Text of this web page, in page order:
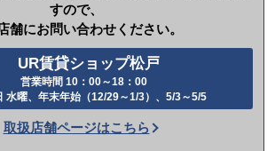
すので、
舗にお問い合わせください。
UR賃貸ショップ松戸
営業時間 10：00～18：00
水曜、年末年始（12/29～1/3）、5/3～5/5
話
取扱店舗ページはこちら